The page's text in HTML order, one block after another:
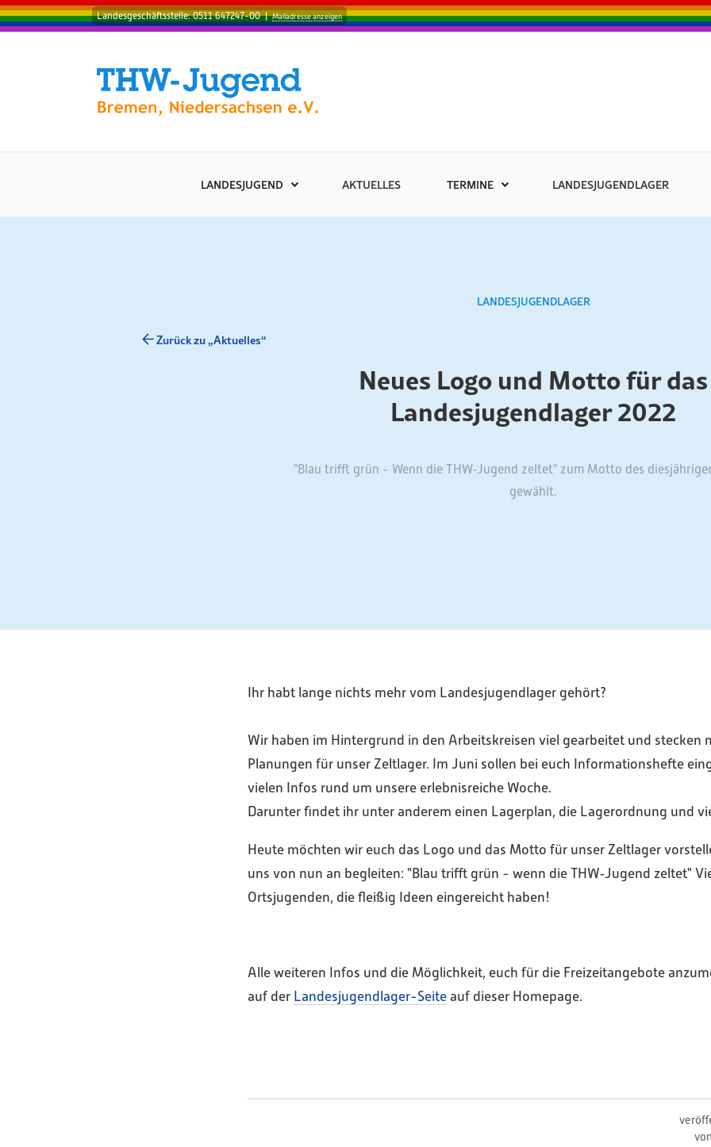
Landesgeschäftsstelle: 0511 647247-00 | Mailadresse anzeigen
LANDESJUGEND AKTUELLES TERMINE LANDESJUGENDLAGER
LANDESJUGENDLAGER
Neues Logo und Motto für das
Landesjugendlager 2022
"Blau trifft grün - Wenn die THW‑Jugend zeltet" zum Motto des
gewählt.
Zurück zu „Aktuelles“
Ihr habt lange nichts mehr vom Landesjugendlager gehört?
Wir haben im Hintergrund in den Arbeitskreisen viel gearbeitet und stecken
Planungen für unser Zeltlager. Im Juni sollen bei euch Informationshefte
vielen Infos rund um unsere erlebnisreiche Woche.
Darunter findet ihr unter anderem einen Lagerplan, die Lagerordnung und
Heute möchten wir euch das Logo und das Motto für unser Zeltlager
uns von nun an begleiten: "Blau trifft grün - wenn die THW‑Jugend zeltet"
Ortsjugenden, die fleißig Ideen eingereicht haben!
Alle weiteren Infos und die Möglichkeit, euch für die Freizeitangebote
auf der Landesjugendlager-Seite auf dieser Homepage.
von